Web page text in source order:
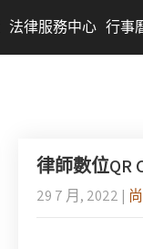
法律服務中心 行事
律師數位QR
29 7 月, 2022 |